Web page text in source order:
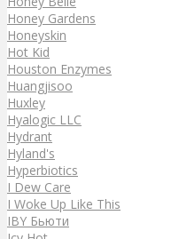
Honey Gardens
Honeyskin
Hot Kid
Houston Enzymes
Huangjisoo
Huxley
Hyalogic LLC
Hydrant
Hyland's
Hyperbiotics
I Dew Care
I Woke Up Like This
IBY Бьюти